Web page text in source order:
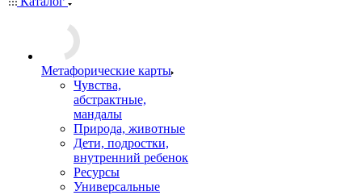
Каталог